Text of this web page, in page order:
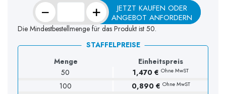
(1 Bewertung)
− +
JETZT KAUFEN ODER
ANGEBOT ANFORDERN
Die Mindestbestellmenge für das Produkt ist 50.
STAFFELPREISE
Menge
Einheitspreis
50
1,470 € Ohne MwST
100 0,890 € Ohne MwST